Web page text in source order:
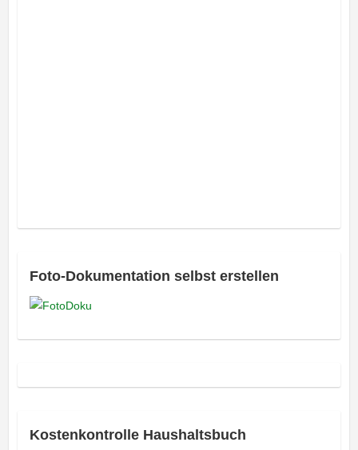
Foto-Dokumentation selbst erstellen
Kostenkontrolle Haushaltsbuch